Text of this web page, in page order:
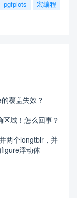
pgfplots
宏编程
覆盖失效？
域！怎么回事？
两个longtblr，并
浮动体